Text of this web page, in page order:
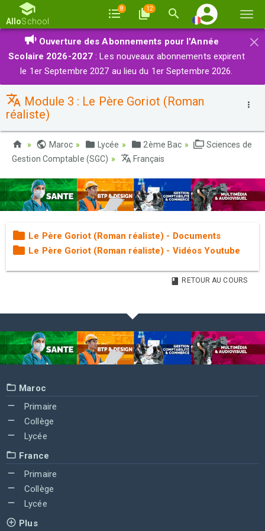
la
AlloSchool
8 12
×
Ouverture des Abonnements pour l'Année
Scolaire 2026-2027 : Les nouveaux abonnements expirent
le 1er Septembre 2027 au lieu du 1er Septembre 2026.
Module 3 : Le Père Goriot (Roman
réaliste)
Maroc Lycée 2ème Bac
Sciences de
Gestion Comptable (SGC)
Français
Le Père Goriot (Roman réaliste) - Documents
Le Père Goriot (Roman réaliste) - Vidéos Youtube
RETOUR AU COURS
Maroc
Primaire
Collège
Lycée
France
Primaire
Collège
Lycée
Plus